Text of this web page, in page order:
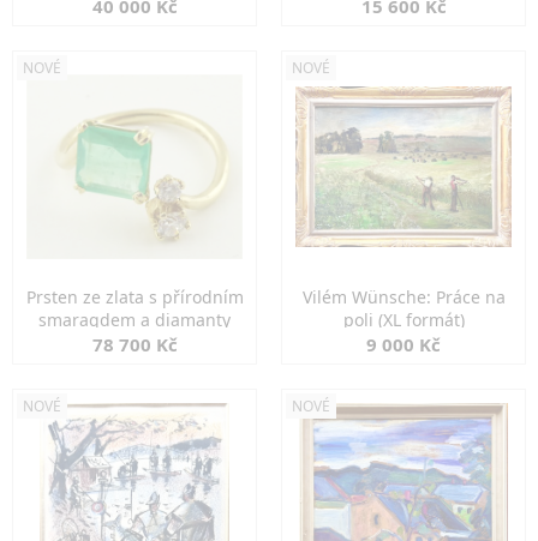
40 000 Kč 15 600 Kč
NOVÉ
Prsten ze zlata s přírodním
smaragdem a diamanty
78 700 Kč
NOVÉ
Vilém Wünsche: Práce na
poli (XL formát)
9 000 Kč
NOVÉ NOVÉ